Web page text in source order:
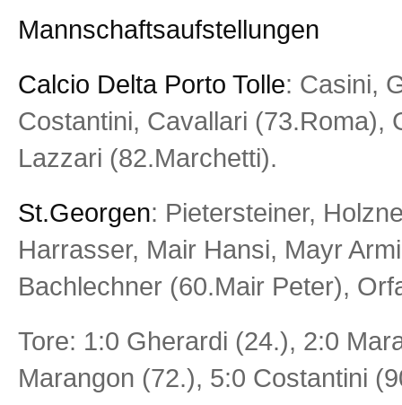
Mannschaftsaufstellungen
Calcio Delta Porto Tolle: Casini,
Costantini, Cavallari (73.Roma),
Lazzari (82.Marchetti).
St.Georgen: Pietersteiner,
Harrasser, Mair Hansi, Mayr
Bachlechner (60.Mair Peter),
Tore: 1:0 Gherardi (24.), 2:0
Marangon (72.), 5:0 Costantini